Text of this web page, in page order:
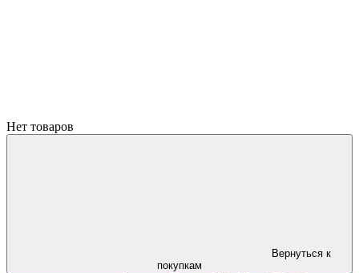
Нет товаров
Вернуться к
покупкам